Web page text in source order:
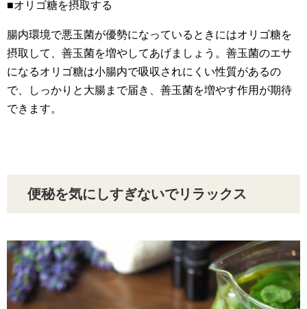
■オリゴ糖を摂取する
腸内環境で悪玉菌が優勢になっているときにはオリゴ糖を
摂取して、善玉菌を増やしてあげましょう。善玉菌のエサ
になるオリゴ糖は小腸内で吸収されにくい性質があるの
で、しっかりと大腸まで届き、善玉菌を増やす作用が期待
できます。
便秘を気にしすぎないでリラックス